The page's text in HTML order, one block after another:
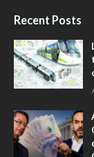
Recent Posts